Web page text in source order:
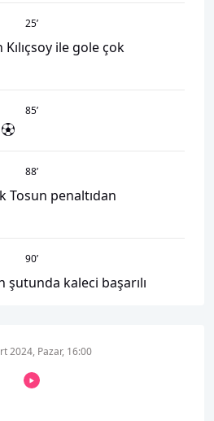
25’
ile gole çok
85’
88’
Tosun penaltıdan
90’
şutunda kaleci başarılı
2024, Pazar, 16:00